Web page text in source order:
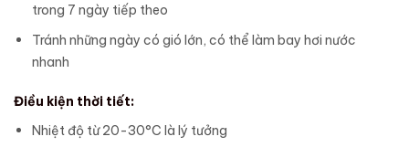
trong 7 ngày tiếp theo
Tránh những ngày có gió lớn, có thể làm bay hơi nước
nhanh
Điều kiện thời tiết:
Nhiệt độ từ 20-30°C là lý tưởng